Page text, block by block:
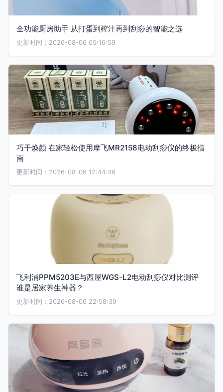
全功能厨房助手 从打蛋到榨汁再到刮痧的智能之选
更新时间：2026-08-06 05:16:59
巧干焕颜 在家轻松使用摩飞MR2158电动刮痧仪的终极指
南
更新时间：2026-08-06 12:44:46
飞利浦PPM5203E与西屋WGS-L2电动刮痧仪对比测评
谁是居家养生神器？
更新时间：2026-08-06 22:58:39